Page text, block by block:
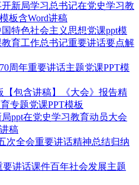
新局学习总书记在党史学习教
板含Word讲稿
特色社会主义思想党课ppt模
育工作总书记重要讲话要点解
周年重要讲话主题党课PPT模
【包含讲稿】《大会》报告精
专题党课PPT模板
ppt在党史学习教育动员大会
稿
次全会重要讲话精神总结归纳
要讲话课件百年社会发展主题